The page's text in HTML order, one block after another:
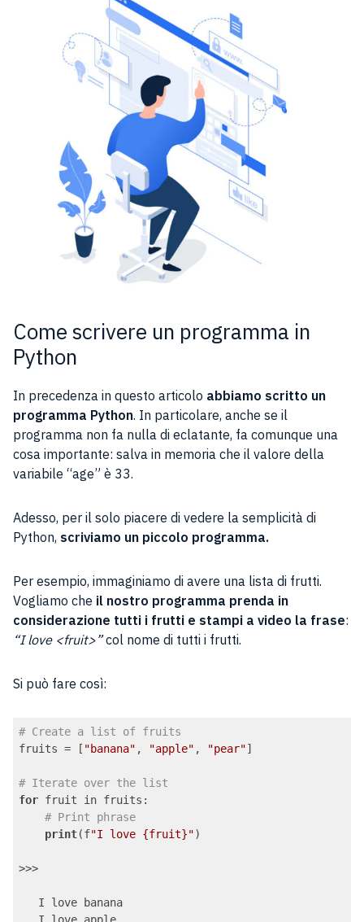
Come scrivere un programma in
Python
In precedenza in questo articolo abbiamo scritto un
programma Python. In particolare, anche se il
programma non fa nulla di eclatante, fa comunque una
cosa importante: salva in memoria che il valore della
variabile “age” è 33.
Adesso, per il solo piacere di vedere la semplicità di
Python, scriviamo un piccolo programma.
Per esempio, immaginiamo di avere una lista di frutti.
Vogliamo che il nostro programma prenda in
considerazione tutti i frutti e stampi a video la frase:
“I love <fruit>”col nome di tutti i frutti.
Si può fare così:
# Create a list of fruits
fruits = [ "banana" , "apple" , "pear"]
# Iterate over the list
for fruit in fruits:
# Print phrase
print(f"I love {fruit}")
>>>
   I love banana